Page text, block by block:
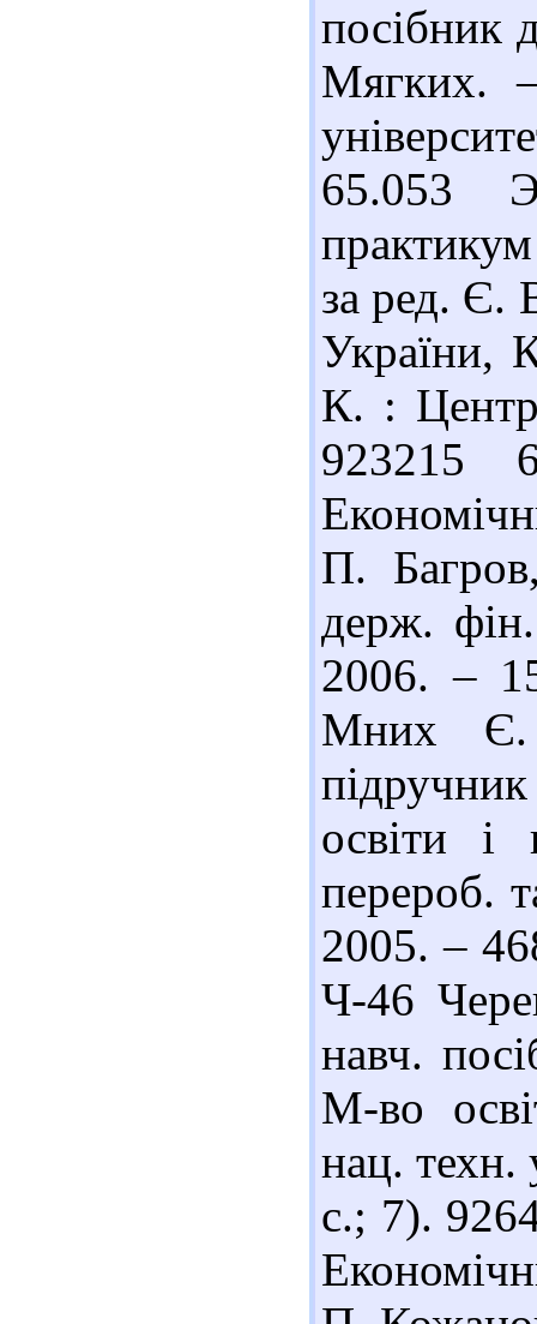
посібник
Мягких.
65.053
за ред. Є.
України,
К. :
923215
П.
держ.
2006. –
Мних Є.
освіти і
перероб.
2005. –
Ч-46
навч.
М-во
нац.
с.; 7).